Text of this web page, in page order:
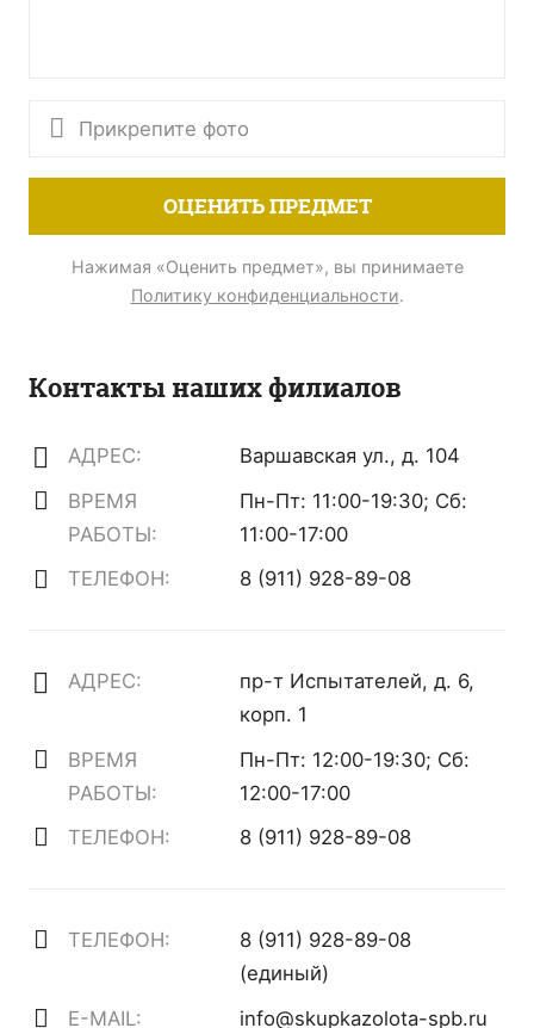
Прикрепите фото
ОЦЕНИТЬ ПРЕДМЕТ
Нажимая «Оценить предмет», вы принимаете
Политику конфиденциальности.
Контакты наших филиалов
АДРЕС:
Варшавская ул., д. 104
ВРЕМЯ
РАБОТЫ:
Пн-Пт: 11:00-19:30; Сб:
11:00-17:00
ТЕЛЕФОН:
8 (911) 928-89-08
АДРЕС:
пр-т Испытателей, д. 6,
корп. 1
ВРЕМЯ
РАБОТЫ:
Пн-Пт: 12:00-19:30; Сб:
12:00-17:00
ТЕЛЕФОН:
8 (911) 928-89-08
ТЕЛЕФОН:
8 (911) 928-89-08
(единый)
E-MAIL:
info@skupkazolota-spb.ru